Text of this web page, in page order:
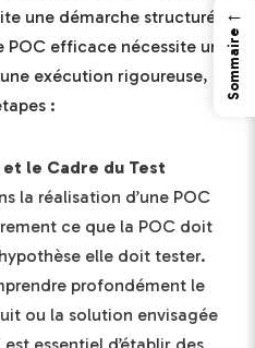
une démarche structurée
POC efficace nécessite une
exécution rigoureuse,
:
le Cadre du Test
la réalisation d’une POC
ce que la POC doit
elle doit tester.
profondément le
ou la solution envisagée
←
Sommaire